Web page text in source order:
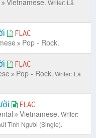
Vietnamese. Writer: Lã
FLAC
Pop - Rock.
FLAC
Pop - Rock. Writer: Lã
FLAC
Vietnamese. Writer:
Tình Người (Single).